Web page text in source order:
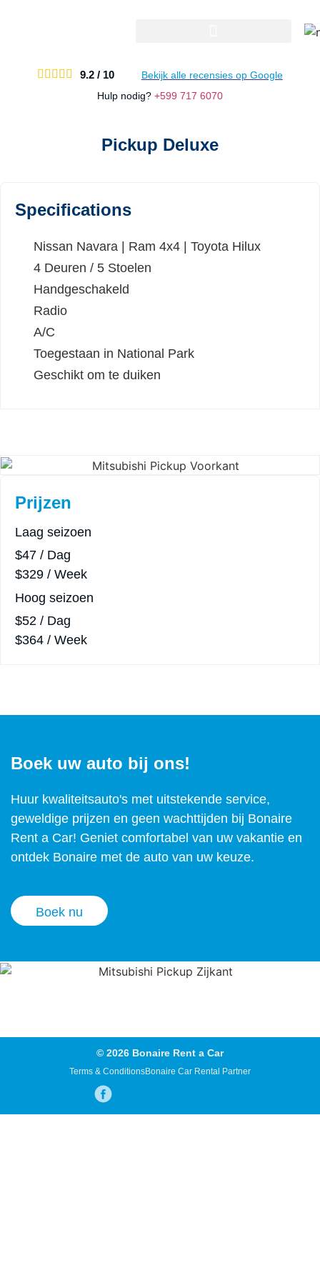
     9.2 / 10
Bekijk alle recensies op Google
Hulp nodig? +599 717 6070
Pickup Deluxe
Specifications
Nissan Navara | Ram 4x4 | Toyota Hilux
4 Deuren / 5 Stoelen
Handgeschakeld
Radio
A/C
Toegestaan in National Park
Geschikt om te duiken
Prijzen
Laag seizoen
$47 / Dag
$329 / Week
Hoog seizoen
$52 / Dag
$364 / Week
Boek uw auto bij ons!
Huur kwaliteitsauto's met uitstekende service,
geweldige prijzen en geen wachttijden bij Bonaire
Rent a Car! Geniet comfortabel van uw vakantie en
ontdek Bonaire met de auto van uw keuze.
Boek nu
© 2026 Bonaire Rent a Car
Terms & ConditionsBonaire Car Rental Partner